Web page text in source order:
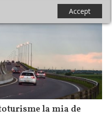
Accept
la mia de